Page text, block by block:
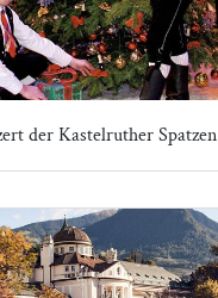
der Kastelruther Spatzen